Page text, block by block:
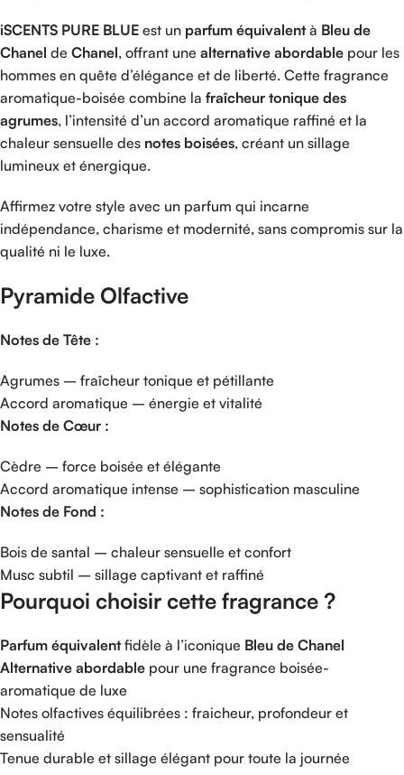
iSCENTS PURE BLUE est un parfum équivalent à Bleu de
Chanel de Chanel, offrant une alternative abordable pour les
hommes en quête d’élégance et de liberté. Cette fragrance
aromatique-boisée combine la fraîcheur tonique des
agrumes, l’intensité d’un accord aromatique raffiné et la
chaleur sensuelle des notes boisées, créant un sillage
lumineux et énergique.
Affirmez votre style avec un parfum qui incarne
indépendance, charisme et modernité, sans compromis sur la
qualité ni le luxe.
Pyramide Olfactive
Notes de Tête :
Agrumes – fraîcheur tonique et pétillante
Accord aromatique – énergie et vitalité
Notes de Cœur :
Cèdre – force boisée et élégante
Accord aromatique intense – sophistication masculine
Notes de Fond :
Bois de santal – chaleur sensuelle et confort
Musc subtil – sillage captivant et raffiné
Pourquoi choisir cette fragrance ?
Parfum équivalent fidèle à l’iconique Bleu de Chanel
Alternative abordable pour une fragrance boisée-
aromatique de luxe
Notes olfactives équilibrées : fraicheur, profondeur et
sensualité
Tenue durable et sillage élégant pour toute la journée